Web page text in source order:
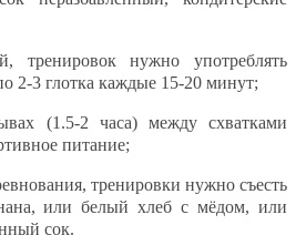
тренировок нужно употреблять
2-3 глотка каждые 15-20 минут;
(1.5-2 часа) между схватками
питание;
тренировки нужно съесть
или белый хлеб с мёдом, или
сок.